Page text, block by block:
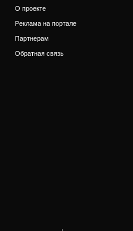
О проекте
Реклама на портале
Партнерам
Обратная связь